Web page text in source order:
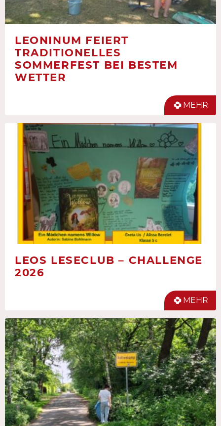
LEONINUM FEIERT
TRADITIONELLES
SOMMERFEST BEI BESTEM
WETTER
MEHR
LEOS LESECLUB – CHALLENGE
2026
MEHR